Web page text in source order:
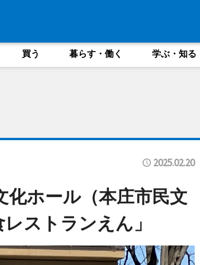
買う 暮らす・働く 学ぶ・知る
2025.02.20
ホール（本庄市民文
ストランえん」